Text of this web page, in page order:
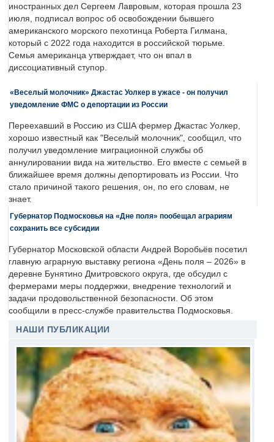
иностранных дел Сергеем Лавровым, которая прошла 23
июля, подписал вопрос об освобождении бывшего
американского морского пехотинца Роберта Гилмана,
который с 2022 года находится в российской тюрьме.
Семья американца утверждает, что он впал в
диссоциативный ступор.
«Веселый молочник» Джастас Уолкер в ужасе - он получил
уведомление ФМС о депортации из России
Переехавший в Россию из США фермер Джастас Уолкер,
хорошо известный как "Веселый молочник", сообщил, что
получил уведомление миграционной службы об
аннулировании вида на жительство. Его вместе с семьей в
ближайшее время должны депортировать из России. Что
стало причиной такого решения, он, по его словам, не
знает.
Губернатор Подмосковья на «Дне поля» пообещал аграриям
сохранить все субсидии
Губернатор Московской области Андрей Воробьёв посетил
главную аграрную выставку региона «День поля – 2026» в
деревне Бунятино Дмитровского округа, где обсудил с
фермерами меры поддержки, внедрение технологий и
задачи продовольственной безопасности. Об этом
сообщили в пресс-службе правительства Подмосковья.
НАШИ ПУБЛИКАЦИИ